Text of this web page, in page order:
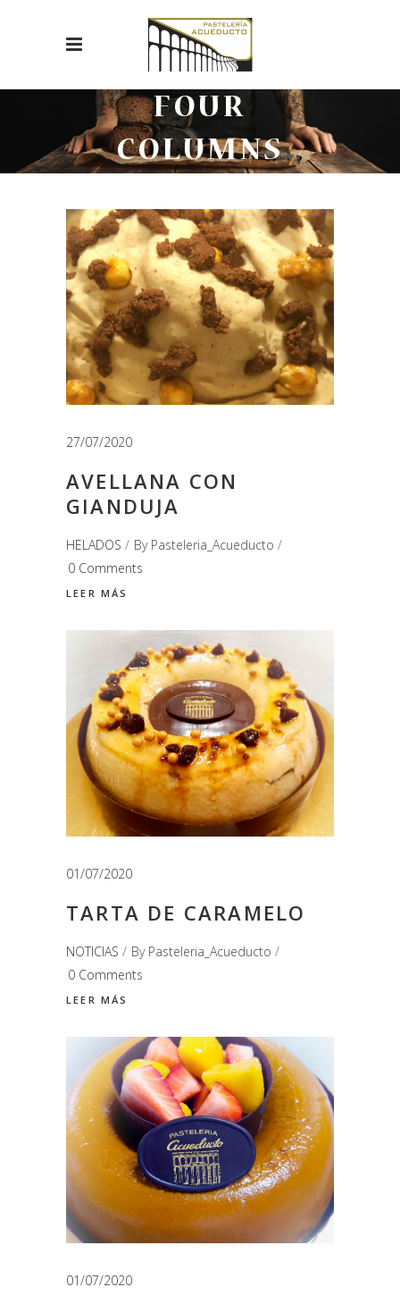
FOUR
COLUMNS
27/07/2020
AVELLANA CON
GIANDUJA
HELADOS By Pasteleria_Acueducto
0 Comments
LEER MÁS
01/07/2020
TARTA DE CARAMELO
NOTICIAS By Pasteleria_Acueducto
0 Comments
LEER MÁS
01/07/2020